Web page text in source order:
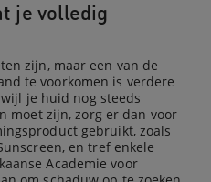
je volledig
zijn, maar een van de
te voorkomen is verdere
je huid nog steeds
moet zijn, zorg er dan voor
gebruikt, zoals
en tref enkele
Academie voor